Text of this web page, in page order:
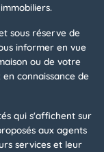
sous réserve de
informer en vue
ou de votre
connaissance de
qui s'affichent sur
aux agents
services et leur